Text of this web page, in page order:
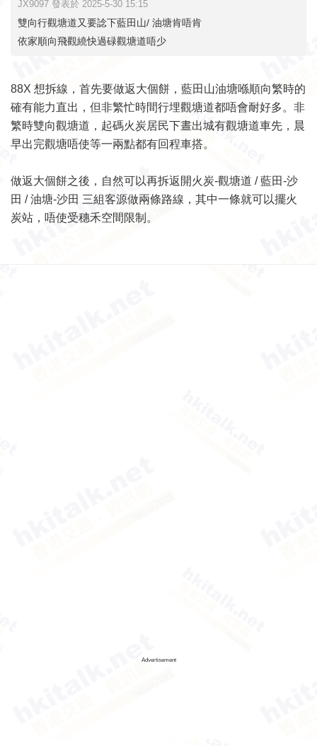
JX9097 發表於 2025-5-30 15:15
雙向行觀塘道又要諗下藍田山/ 油塘肯唔肯
依家順向飛觀繞快過碌觀塘道唔少
88X 想拆線，首先要做返大個餅，藍田山油塘喺順向繁時的
確有能力直出，但非繁忙時間行埋觀塘道都唔會耐好多。非
繁時雙向觀塘道，起碼火炭居民下晝出城有觀塘道車先，晨
早出完觀塘唔使等一兩點都有回程車搭。
做返大個餅之後，自然可以再拆返開火炭-觀塘道 / 藍田-沙
田 / 油塘-沙田 三組客源做兩條路線，其中一條就可以擺火
炭站，唔使受穗禾空間限制。
Advertisement